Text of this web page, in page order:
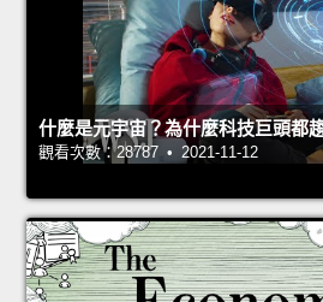
什麼是元宇宙？為什麼科技巨頭都
觀看次數：28787 • 2021-11-12